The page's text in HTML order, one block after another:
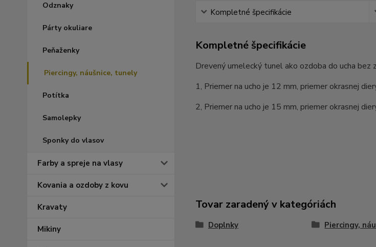
Odznaky
Párty okuliare
Peňaženky
Piercingy, náušnice, tunely
Potítka
Samolepky
Sponky do vlasov
Farby a spreje na vlasy
Kovania a ozdoby z kovu
Kravaty
Mikiny
Kompletné špecifikácie
Kompletné špecifikácie
Drevený umelecký tunel ako ozdoba do ucha
1, Priemer na ucho je 12 mm, priemer okrasnej
2, Priemer na ucho je 15 mm, priemer okrasnej
Tovar zaradený v kategóriách
Doplnky Piercingy,